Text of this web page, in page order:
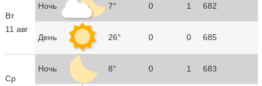
Вт
11 авг
Ночь 7° 0 1 682
День 26° 0 0 685
Ср
Ночь 8° 0 1 683